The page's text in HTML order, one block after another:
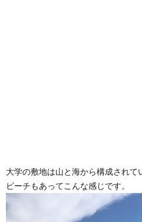
大学の敷地は山と海から構成されて
ビーチもあってこんな感じです。